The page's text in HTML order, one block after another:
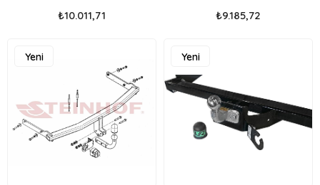
₺10.011,71 ₺9.185,72
Yeni
Yeni
Ürün